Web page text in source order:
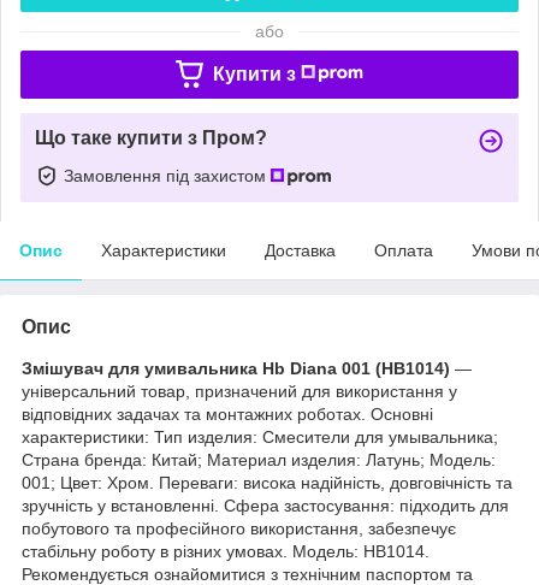
або
Купити з
Що таке купити з Пром?
Замовлення під захистом
Опис Характеристики Доставка Оплата Умови
Опис
Змішувач для умивальника Hb Diana 001 (HB1014) —
універсальний товар, призначений для використання у
відповідних задачах та монтажних роботах. Основні
характеристики: Тип изделия: Смесители для умывальника;
Страна бренда: Китай; Материал изделия: Латунь; Мoдель:
001; Цвет: Хром. Переваги: висока надійність, довговічність та
зручність у встановленні. Сфера застосування: підходить для
побутового та професійного використання, забезпечує
стабільну роботу в різних умовах. Модель: HB1014.
Рекомендується ознайомитися з технічним паспортом та